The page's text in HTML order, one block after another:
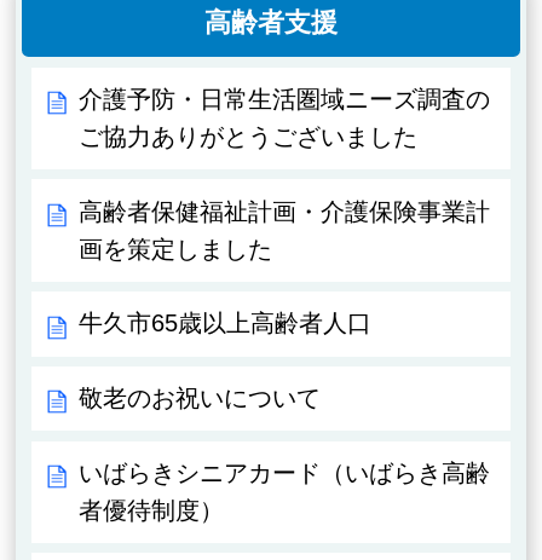
高齢者支援
介護予防・日常生活圏域ニーズ調査の
ご協力ありがとうございました
高齢者保健福祉計画・介護保険事業計
画を策定しました
牛久市65歳以上高齢者人口
敬老のお祝いについて
いばらきシニアカード（いばらき高齢
者優待制度）